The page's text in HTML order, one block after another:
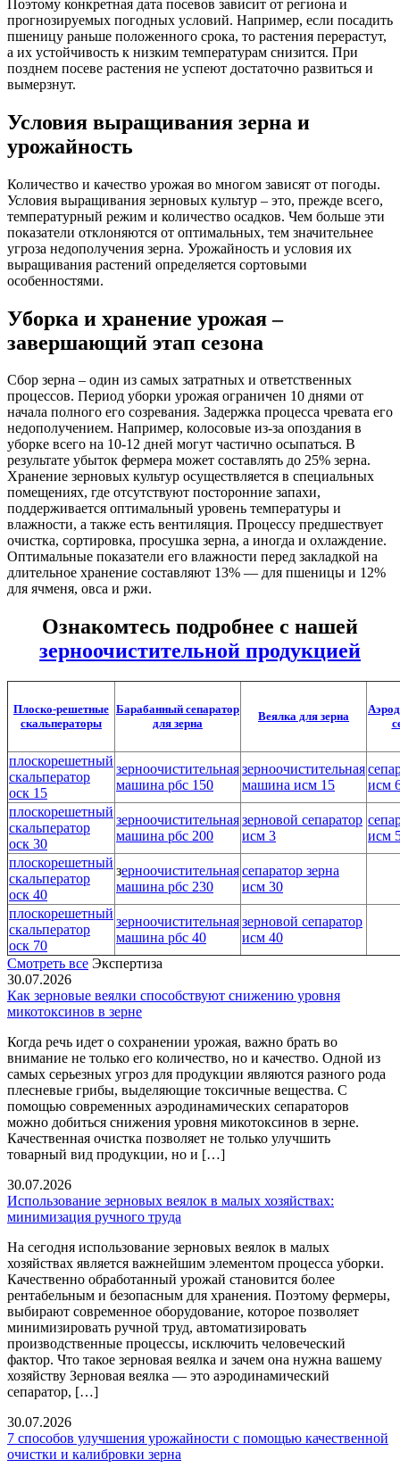
Поэтому конкретная дата посевов зависит от региона и
прогнозируемых погодных условий. Например, если посадить
пшеницу раньше положенного срока, то растения перерастут,
а их устойчивость к низким температурам снизится. При
позднем посеве растения не успеют достаточно развиться и
вымерзнут.
Условия выращивания зерна и
урожайность
Количество и качество урожая во многом зависят от погоды.
Условия выращивания зерновых культур – это, прежде всего,
температурный режим и количество осадков. Чем больше эти
показатели отклоняются от оптимальных, тем значительнее
угроза недополучения зерна. Урожайность и условия их
выращивания растений определяется сортовыми
особенностями.
Уборка и хранение урожая –
завершающий этап сезона
Сбор зерна – один из самых затратных и ответственных
процессов. Период уборки урожая ограничен 10 днями от
начала полного его созревания. Задержка процесса чревата его
недополучением. Например, колосовые из-за опоздания в
уборке всего на 10-12 дней могут частично осыпаться. В
результате убыток фермера может составлять до 25% зерна.
Хранение зерновых культур осуществляется в специальных
помещениях, где отсутствуют посторонние запахи,
поддерживается оптимальный уровень температуры и
влажности, а также есть вентиляция. Процессу предшествует
очистка, сортировка, просушка зерна, а иногда и охлаждение.
Оптимальные показатели его влажности перед закладкой на
длительное хранение составляют 13% — для пшеницы и 12%
для ячменя, овса и ржи.
Ознакомтесь подробнее с нашей
зерноочистительной продукцией
Плоско-решетные
скальператоры
Барабанный сепаратор
для зерна
Веялка для зерна
плоскорешетный
скальператор
оск 15
зерноочистительная
машина рбс 150
зерноочистительная
машина исм 15
исм
плоскорешетный
скальператор
оск 30
зерноочистительная
машина рбс 200
зерновой сепаратор
исм 3
исм
плоскорешетный
скальператор
оск 40
зерноочистительная
машина рбс 230
сепаратор зерна
исм 30
плоскорешетный
скальператор
оск 70
зерноочистительная
машина рбс 40
зерновой сепаратор
исм 40
Смотреть все Экспертиза
30.07.2026
Как зерновые веялки способствуют снижению уровня
микотоксинов в зерне
Когда речь идет о сохранении урожая, важно брать во
внимание не только его количество, но и качество. Одной из
самых серьезных угроз для продукции являются разного рода
плесневые грибы, выделяющие токсичные вещества. С
помощью современных аэродинамических сепараторов
можно добиться снижения уровня микотоксинов в зерне.
Качественная очистка позволяет не только улучшить
товарный вид продукции, но и […]
30.07.2026
Использование зерновых веялок в малых хозяйствах:
минимизация ручного труда
На сегодня использование зерновых веялок в малых
хозяйствах является важнейшим элементом процесса уборки.
Качественно обработанный урожай становится более
рентабельным и безопасным для хранения. Поэтому фермеры,
выбирают современное оборудование, которое позволяет
минимизировать ручной труд, автоматизировать
производственные процессы, исключить человеческий
фактор. Что такое зерновая веялка и зачем она нужна вашему
хозяйству Зерновая веялка — это аэродинамический
сепаратор, […]
30.07.2026
7 способов улучшения урожайности с помощью качественной
очистки и калибровки зерна